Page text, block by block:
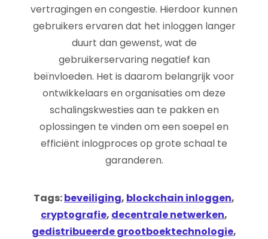
vertragingen en congestie. Hierdoor kunnen
gebruikers ervaren dat het inloggen langer
duurt dan gewenst, wat de
gebruikerservaring negatief kan
beïnvloeden. Het is daarom belangrijk voor
ontwikkelaars en organisaties om deze
schalingskwesties aan te pakken en
oplossingen te vinden om een soepel en
efficiënt inlogproces op grote schaal te
garanderen.
Tags:beveiliging, blockchain inloggen,
cryptografie, decentrale netwerken,
gedistribueerde grootboektechnologie,